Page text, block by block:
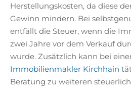
Herstellungskosten, da diese
Gewinn mindern. Bei
entfällt die Steuer, wenn die
zwei Jahre vor dem Verkauf
wurde. Zusätzlich kann bei
Immobilienmakler Kirchhain
Beratung zu weiteren